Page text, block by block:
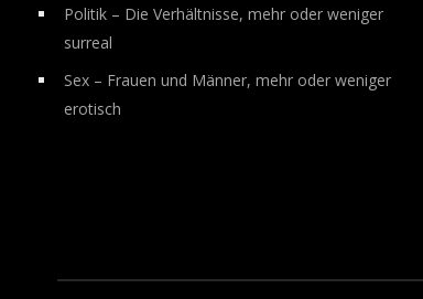
Politik – Die Verhältnisse, mehr oder weniger
surreal
Sex – Frauen und Männer, mehr oder weniger
erotisch